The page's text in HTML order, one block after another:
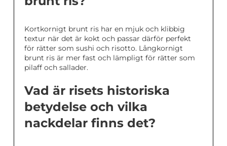
Kortkornigt brunt ris har en mjuk och klibbig
textur när det är kokt och passar därför perfekt
för rätter som sushi och risotto. Långkornigt
brunt ris är mer fast och lämpligt för rätter som
pilaff och sallader.
Vad är risets historiska
betydelse och vilka
nackdelar finns det?